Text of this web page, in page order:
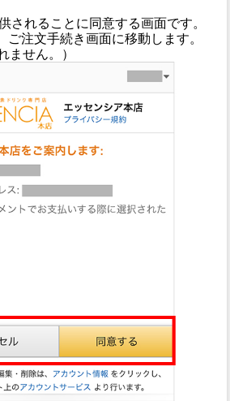
されることに同意する画面です。
ご注文手続き画面に移動します。
ません。）